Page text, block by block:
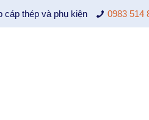
cáp thép và phụ kiện 0983 514